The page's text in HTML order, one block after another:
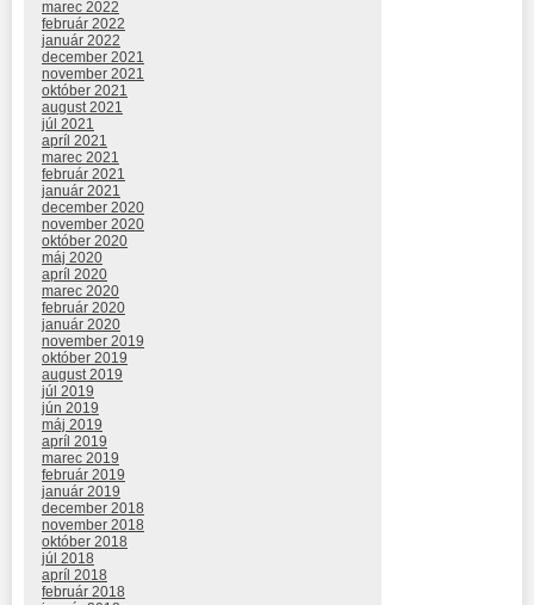
marec 2022
február 2022
január 2022
december 2021
november 2021
október 2021
august 2021
júl 2021
apríl 2021
marec 2021
február 2021
január 2021
december 2020
november 2020
október 2020
máj 2020
apríl 2020
marec 2020
február 2020
január 2020
november 2019
október 2019
august 2019
júl 2019
jún 2019
máj 2019
apríl 2019
marec 2019
február 2019
január 2019
december 2018
november 2018
október 2018
júl 2018
apríl 2018
február 2018